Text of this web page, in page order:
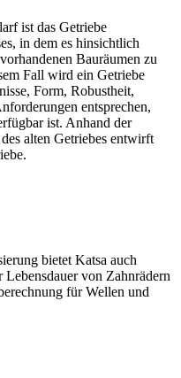
ist das Getriebe
in dem es hinsichtlich
Bauräumen zu
Fall wird ein Getriebe
Form, Robustheit,
entsprechen,
ist. Anhand der
alten Getriebes entwirft
bietet Katsa auch
von Zahnrädern
für Wellen und